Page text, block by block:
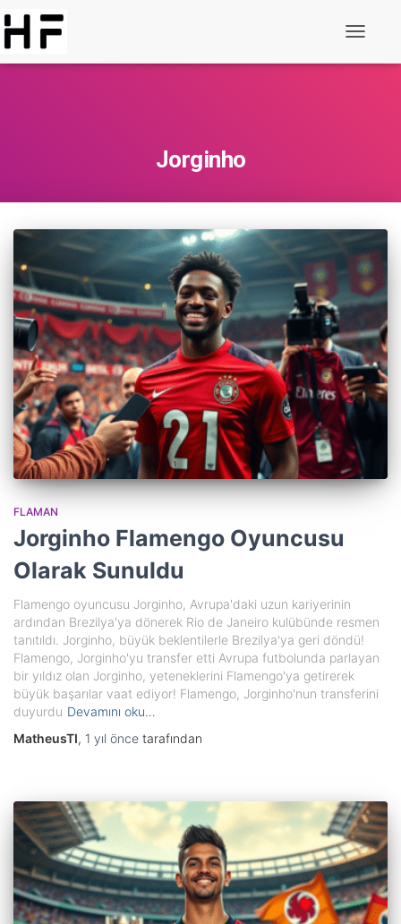
Jorginho
FLAMAN
Jorginho Flamengo Oyuncusu
Olarak Sunuldu
Flamengo oyuncusu Jorginho, Avrupa'daki uzun kariyerinin
ardından Brezilya'ya dönerek Rio de Janeiro kulübünde resmen
tanıtıldı. Jorginho, büyük beklentilerle Brezilya'ya geri döndü!
Flamengo, Jorginho'yu transfer etti Avrupa futbolunda parlayan
bir yıldız olan Jorginho, yeteneklerini Flamengo'ya getirerek
büyük başarılar vaat ediyor! Flamengo, Jorginho'nun transferini
duyurdu Devamını oku…
MatheusTI, 1 yıl önce tarafından